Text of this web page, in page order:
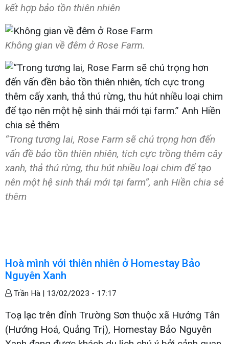
kết hợp bảo tồn thiên nhiên
Không gian về đêm ở Rose Farm.
“Trong tương lai, Rose Farm sẽ chú trọng hơn đến
vấn đề bảo tồn thiên nhiên, tích cực trồng thêm cây
xanh, thả thú rừng, thu hút nhiều loại chim để tạo
nên một hệ sinh thái mới tại farm”, anh Hiền chia sẻ
thêm
Hoà mình với thiên nhiên ở Homestay Bảo
Nguyên Xanh
Trần Hà | 13/02/2023 - 17:17
Toạ lạc trên đỉnh Trường Sơn thuộc xã Hướng Tân
(Hướng Hoá, Quảng Trị), Homestay Bảo Nguyên